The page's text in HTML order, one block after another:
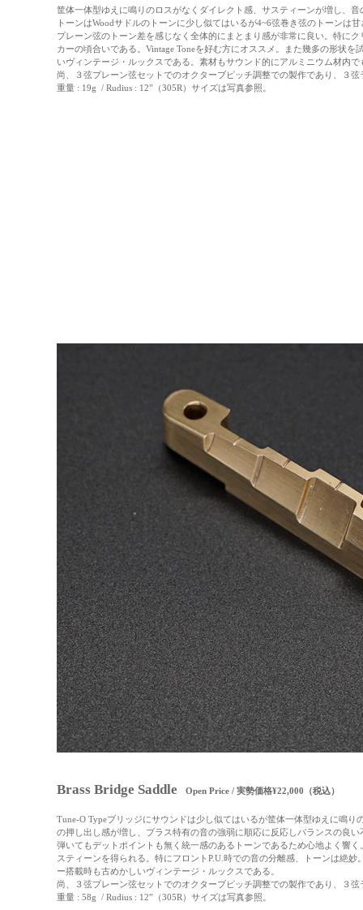
筐体一体型ゆえに鳴りのロスがなくダイレクト感、サスティーンが増し、
トーンはWoodサドルのトーンに少し似てはいるが4~6弦巻き弦のトーン
プレーン弦のトーン差を感じなく全体的にまとまり感が非常に良い。特に
カーの頃合いである。Vintage Toneを好む方にオススメ。また幾多の形状
いヴィンテージ・ルックスである。素材もサウンド的にアルミニウム材内
尚、３弦プレーン弦セットでのオクターブピッチ調整での製作であり、３
重量 : 19g / Rudius : 12”（305R）サイズは写真参照。
Brass Bridge Saddle Open Price / 実勢価格¥22,000（税込）
Tune-O Typeブリッジにサウンドは少し似てはいるが筐体一体型ゆえに鳴
の押し出し感が増し、ブラス特有の音の強弱に順応に反応しバランスの良
弾いてもデットポイントも無く統一感のあるトーンであるため心地よく響
スティーンを得られる。特にフロントP.U.時での音の分離感、トーンは絶妙
ー搭載時も古めかしいヴィンテージ・ルックスである。
尚、３弦プレーン弦セットでのオクターブピッチ調整での製作であり、
３
重量 : 58g / Rudius : 12”（305R） サイズは写真参照。